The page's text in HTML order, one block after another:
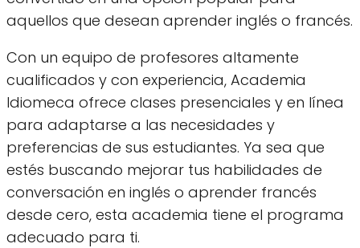
aquellos que desean aprender inglés o francés.
Con un equipo de profesores altamente
cualificados y con experiencia, Academia
Idiomeca ofrece clases presenciales y en línea
para adaptarse a las necesidades y
preferencias de sus estudiantes. Ya sea que
estés buscando mejorar tus habilidades de
conversación en inglés o aprender francés
desde cero, esta academia tiene el programa
adecuado para ti.